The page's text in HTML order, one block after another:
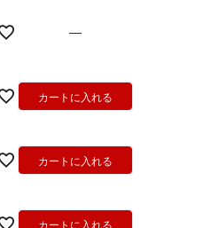
—
カートに入れる
カートに入れる
カートに入れる